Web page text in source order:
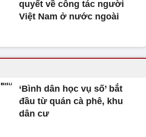
quyết về công tác người
Việt Nam ở nước ngoài
‘Bình dân học vụ số’ bắt
đầu từ quán cà phê, khu
dân cư